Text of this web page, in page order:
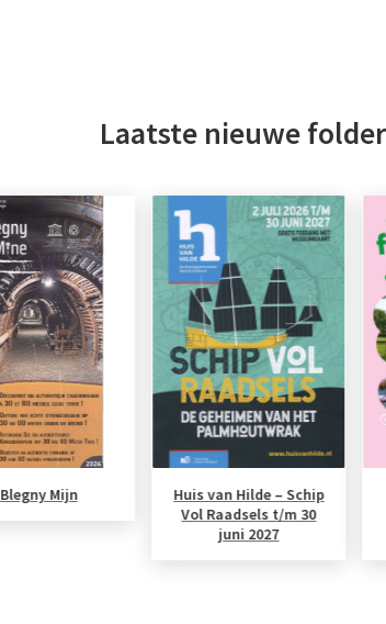
Laatste nieuwe
Blegny Mijn
Huis van Hilde – Schip
Vol Raadsels t/m 30
juni 2027